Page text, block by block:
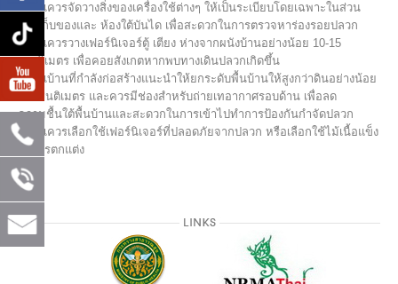
• เควรจัดวางสิ่งของเครื่องใช้ต่างๆ ให้เป็นระเบียบโดยเฉพาะในส่วน
ห้องเก็บของและ ห้องใต้บันได เพื่อสะดวกในการตรวจหาร่องรอยปลวก
• เควรวางเฟอร์นิเจอร์ตู้ เตียง ห่างจากผนังบ้านอย่างน้อย 10-15
เซนติเมตร เพื่อคอยสังเกตหากพบทางเดินปลวกเกิดขึ้น
• เบ้านที่กำลังก่อสร้างแนะนำให้ยกระดับพื้นบ้านให้สูงกว่าดินอย่างน้อย
80 เซนติเมตร และควรมีช่องสำหรับถ่ายเทอากาศรอบด้าน เพื่อลด
ความชื้นใต้พื้นบ้านและสะดวกในการเข้าไปทำการป้องกันกำจัดปลวก
• เควรเลือกใช้เฟอร์นิเจอร์ที่ปลอดภัยจากปลวก หรือเลือกใช้ไม้เนื้อแข็ง
ในการตกแต่ง